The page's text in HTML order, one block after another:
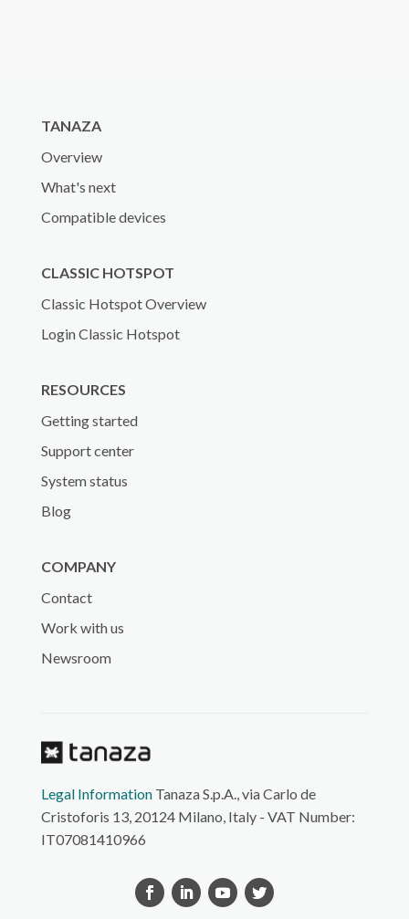
TANAZA
Overview
What's next
Compatible devices
CLASSIC HOTSPOT
Classic Hotspot Overview
Login Classic Hotspot
RESOURCES
Getting started
Support center
System status
Blog
COMPANY
Contact
Work with us
Newsroom
Legal InformationTanaza S.p.A., via Carlo de
Cristoforis 13, 20124 Milano, Italy - VAT Number:
IT07081410966